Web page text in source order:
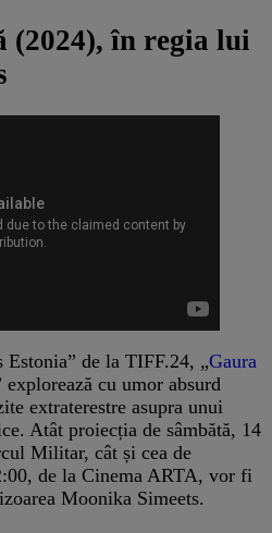
(2024), în regia lui
Estonia” de la TIFF.24, „Gaura
cu umor absurd
extraterestre asupra unui
Atât proiecția de sâmbătă, 14
Militar, cât și cea de
de la Cinema ARTA, vor fi
Moonika Simeets.